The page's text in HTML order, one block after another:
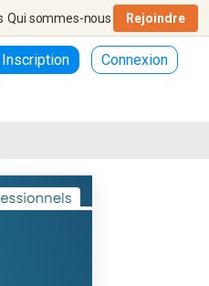
Qui sommes-nous Rejoindre
Inscription Connexion